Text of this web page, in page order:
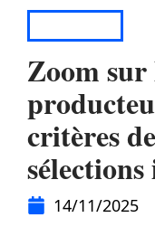
Zoom
critères
14/11/2025